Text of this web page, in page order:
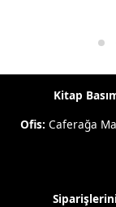
Kitap
Ofis: Caferağa